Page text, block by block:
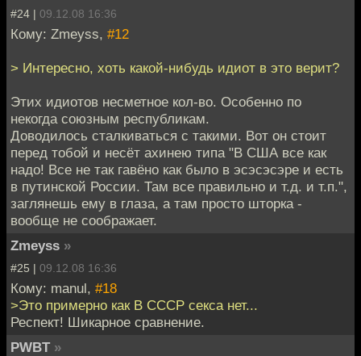
#24 | 09.12.08 16:36
Кому: Zmeyss, #12
> Интересно, хоть какой-нибудь идиот в это верит?
Этих идиотов несметное кол-во. Особенно по
некогда союзным республикам.
Доводилось сталкиваться с такими. Вот он стоит
перед тобой и несёт ахинею типа "В США все как
надо! Все не так гавёно как было в эсэсэсэре и есть
в путинской России. Там все правильно и т.д. и т.п.",
заглянешь ему в глаза, а там просто шторка -
вообще не соображает.
Zmeyss »
#25 | 09.12.08 16:36
Кому: manul, #18
>Это примерно как В СССР секса нет...
Респект! Шикарное сравнение.
PWBT »